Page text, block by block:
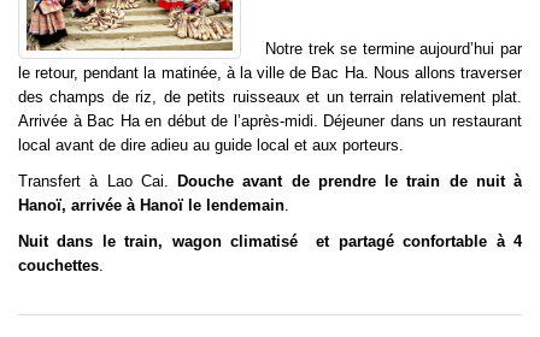
Notre trek se termine aujourd’hui par
le retour, pendant la matinée, à la ville de Bac Ha. Nous allons traverser
des champs de riz, de petits ruisseaux et un terrain relativement plat.
Arrivée à Bac Ha en début de l’après-midi. Déjeuner dans un restaurant
local avant de dire adieu au guide local et aux porteurs.
Transfert à Lao Cai.
Douche avant de prendre le train de nuit à
Hanoï, arrivée à Hanoï le lendemain.
Nuit dans le train, wagon climatisé et partagé confortable à 4
couchettes.